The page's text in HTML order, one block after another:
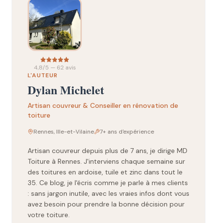
4,8/5 — 62 avis
L'AUTEUR
Dylan Michelet
Artisan couvreur & Conseiller en rénovation de
toiture
Rennes, Ille-et-Vilaine 7+ ans d'expérience
Artisan couvreur depuis plus de 7 ans, je dirige MD
Toiture à Rennes. J'interviens chaque semaine sur
des toitures en ardoise, tuile et zinc dans tout le
35. Ce blog, je l'écris comme je parle à mes clients
: sans jargon inutile, avec les vraies infos dont vous
avez besoin pour prendre la bonne décision pour
votre toiture.